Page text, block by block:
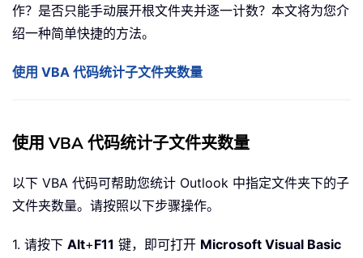
作？是否只能手动展开根文件夹并逐一计数？本文将为您介
绍一种简单快捷的方法。
使用 VBA 代码统计子文件夹数量
使用 VBA 代码统计子文件夹数量
以下 VBA 代码可帮助您统计 Outlook 中指定文件夹下的子
文件夹数量。请按照以下步骤操作。
1. 请按下 Alt+F11 键，即可打开 Microsoft Visual Basic